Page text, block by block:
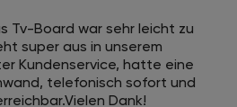
Tv-Board war sehr leicht zu
super aus in unserem
Kundenservice, hatte eine
telefonisch sofort und
Dank!